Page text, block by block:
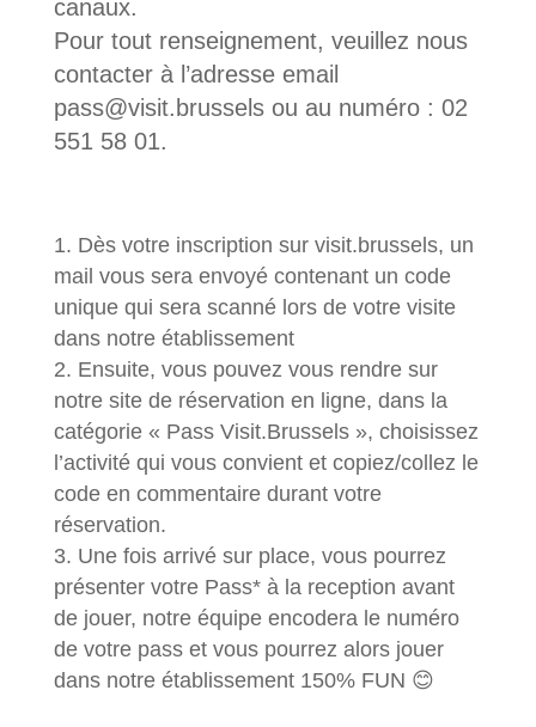
canaux.
Pour tout renseignement, veuillez nous
contacter à l’adresse email
pass@visit.brussels ou au numéro : 02
551 58 01.
Dès votre inscription sur visit.brussels, un
mail vous sera envoyé contenant un code
unique qui sera scanné lors de votre visite
dans notre établissement
Ensuite, vous pouvez vous rendre sur
notre site de réservation en ligne, dans la
catégorie « Pass Visit.Brussels », choisissez
l’activité qui vous convient et copiez/collez le
code en commentaire durant votre
réservation.
Une fois arrivé sur place, vous pourrez
présenter votre Pass* à la reception avant
de jouer, notre équipe encodera le numéro
de votre pass et vous pourrez alors jouer
dans notre établissement 150% FUN 😊